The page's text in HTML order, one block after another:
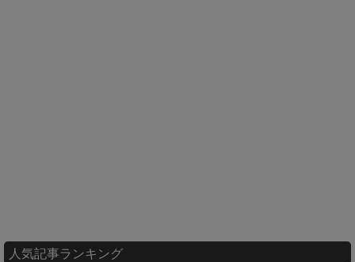
人気記事ランキング